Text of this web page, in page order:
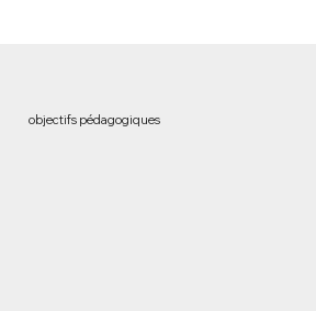
objectifs pédagogiques